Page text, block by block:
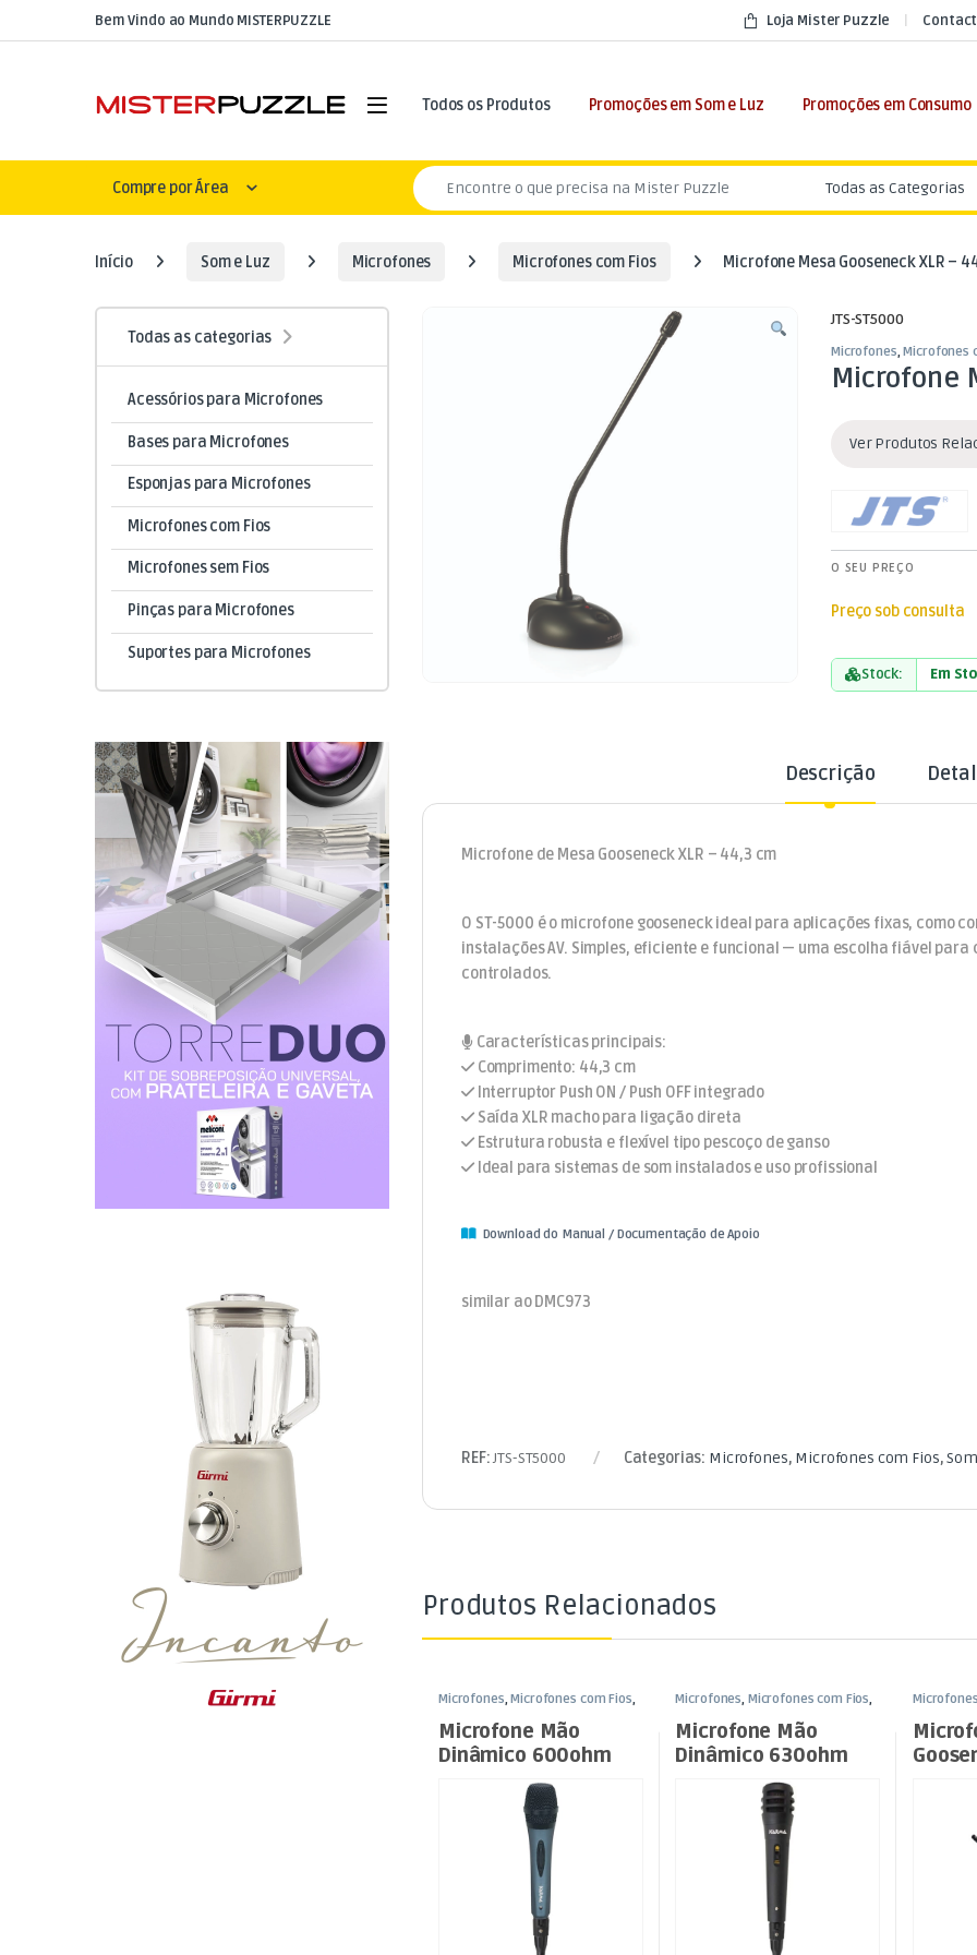
Skip to navigation
Skip to contentBem Vindo ao Mundo MISTERPUZZLE Loja Mister Puzzle
Open Todos os Produtos Promoções em Som e Luz Promoções em Consumo
Compre por Área
Search for:
Início Som e Luz Microfones Microfones com Fios Microfone Mesa Gooseneck XLR –
JTS-ST5000
Microfones,Microfones
Microfone
Ver Produtos
O SEU PREÇO
Preço sob consulta
Stock: Em
Descrição
Microfone de Mesa Gooseneck XLR – 44,3 cm
O ST-5000 é o microfone gooseneck ideal para aplicações fixas, como
instalações AV. Simples, eficiente e funcional — uma escolha fiável
controlados.
Características principais:
Comprimento: 44,3 cm
Interruptor Push ON / Push OFF integrado
Saída XLR macho para ligação direta
Estrutura robusta e flexível tipo pescoço de ganso
Ideal para sistemas de som instalados e uso profissional
Download do Manual / Documentação de Apoio
similar ao DMC973
REF:JTS-ST5000 Categorias: Microfones, Microfones com Fios,
Produtos Relacionados
Microfones,Microfones com Fios,
Microfone Mão
Dinâmico 600ohm
Microfones, Microfones com Fios,
Microfone Mão
Dinâmico 630ohm
Microfones
Todas as categorias
Acessórios para Microfones
Bases para Microfones
Esponjas para Microfones
Microfones com Fios
Microfones sem Fios
Pinças para Microfones
Suportes para Microfones